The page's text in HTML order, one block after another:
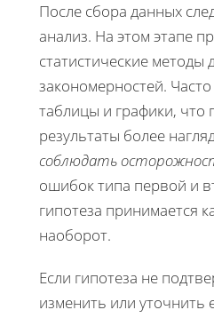
После сбора данных
анализ. На этом этапе
статистические методы
закономерностей.
таблицы и графики, что
результаты более
соблюдать
ошибок типа первой и
гипотеза принимается
наоборот.
Если гипотеза не
изменить или уточнить